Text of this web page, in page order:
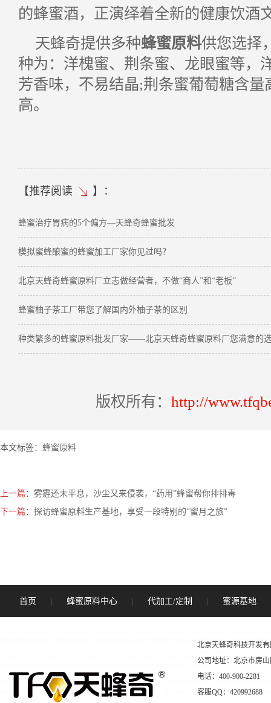
的蜂蜜酒，正演绎着全新的健康饮酒
天蜂奇提供多种蜂蜜原料供您选择
种为：洋槐蜜、荆条蜜、龙眼蜜等，
芳香味，不易结晶;荆条蜜葡萄糖含量
高。
【推荐阅读 】：
蜂蜜治疗胃病的5个偏方—天蜂奇蜂蜜批发
模拟蜜蜂酿蜜的蜂蜜加工厂家你见过吗？
北京天蜂奇蜂蜜原料厂立志做经营者，不做“商人”和“老板”
蜂蜜柚子茶工厂带您了解国内外柚子茶的区别
种类繁多的蜂蜜原料批发厂家——北京天蜂奇蜂蜜原料厂您满意的
版权所有： http://
本文标签： 蜂蜜原料
上一篇： 雾霾还未平息，沙尘又来侵袭，“药用”蜂蜜帮你排排毒
下一篇： 探访蜂蜜原料生产基地，享受一段特别的“蜜月之旅”
首页 蜂蜜原料中心 代加工/定制 蜜源基地
北京天蜂奇科技开发
公司地址：北京市房
电话：400-900-2281
客服QQ：420992688